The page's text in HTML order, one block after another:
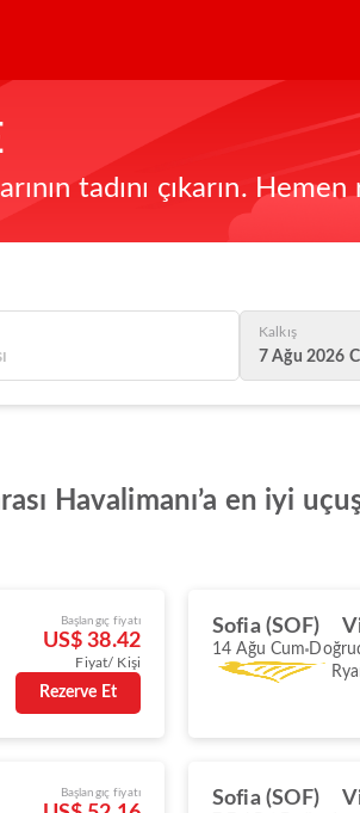
tadını çıkarın.
Kalkış
7 Ağu 2026
Havalimanı’a en iyi
Başlangıç fiyatı
US$ 38.42
Fiyat/ Kişi
Rezerve Et
Sofia (SOF)
14 Ağu Cum
Başlangıç fiyatı Sofia (SOF)